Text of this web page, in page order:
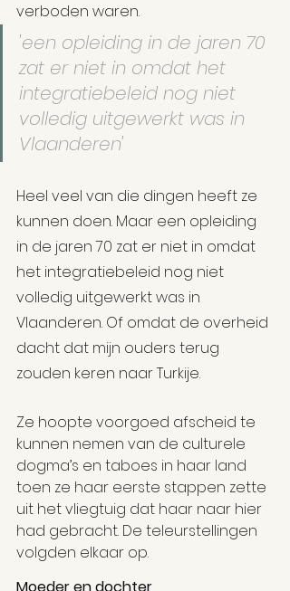
verboden waren.
'een opleiding in de jaren 70
zat er niet in omdat het
integratiebeleid nog niet
volledig uitgewerkt was in
Vlaanderen'
Heel veel van die dingen heeft ze
kunnen doen. Maar een opleiding
in de jaren 70 zat er niet in omdat
het integratiebeleid nog niet
volledig uitgewerkt was in
Vlaanderen. Of omdat de overheid
dacht dat mijn ouders terug
zouden keren naar Turkije.
Ze hoopte voorgoed afscheid te
kunnen nemen van de culturele
dogma’s en taboes in haar land
toen ze haar eerste stappen zette
uit het vliegtuig dat haar naar hier
had gebracht. De teleurstellingen
volgden elkaar op.